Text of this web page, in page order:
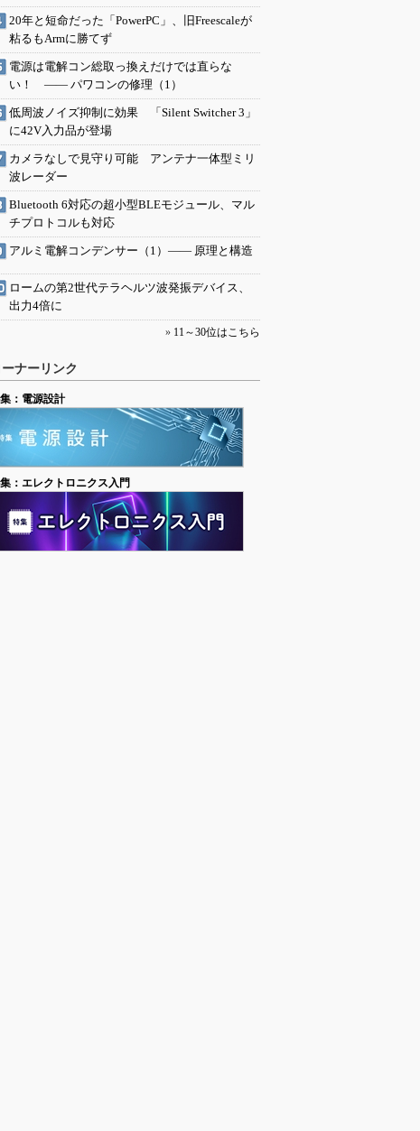
20年と短命だった「PowerPC」、旧Freescaleが
粘るもArmに勝てず
電源は電解コン総取っ換えだけでは直らな
い！ ―― パワコンの修理（1）
低周波ノイズ抑制に効果 「Silent Switcher 3」
に42V入力品が登場
カメラなしで見守り可能 アンテナ一体型ミリ
波レーダー
Bluetooth 6対応の超小型BLEモジュール、マル
チプロトコルも対応
アルミ電解コンデンサー（1）―― 原理と構造
ロームの第2世代テラヘルツ波発振デバイス、
出力4倍に
» 11～30位はこちら
ーナーリンク
：電源設計
：エレクトロニクス入門